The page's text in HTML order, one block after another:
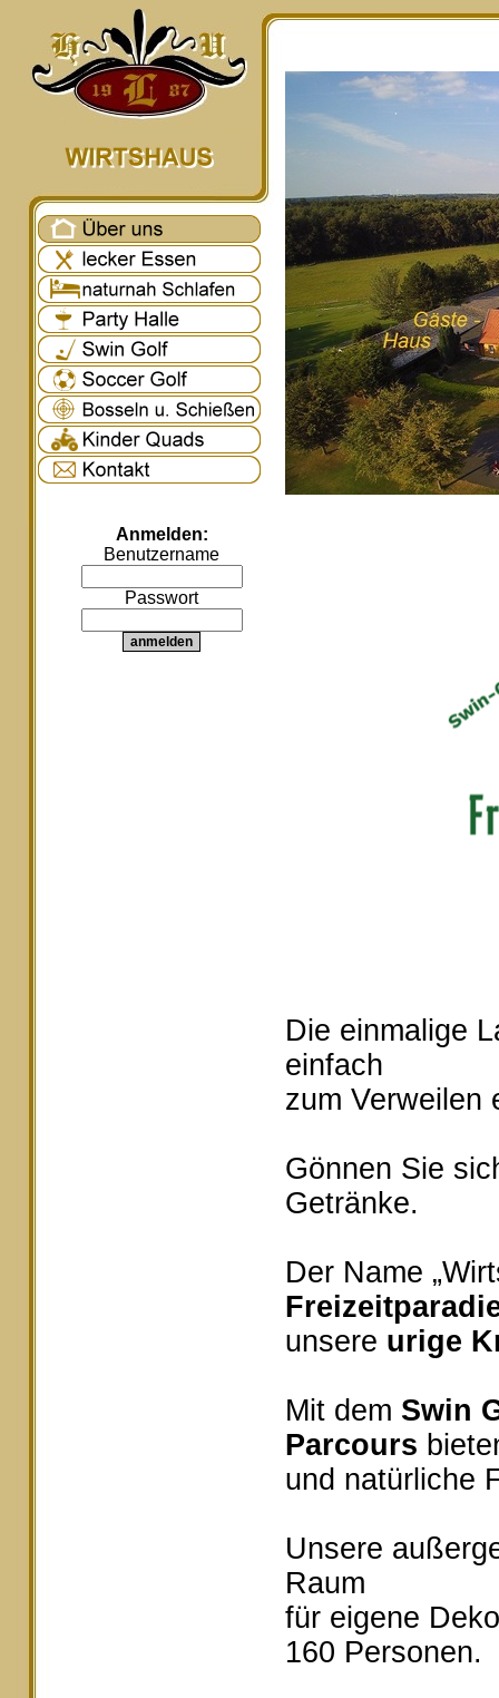
Anmelden:
Benutzername
Passwort
Die einmalige
einfach
zum Verweilen
Gönnen Sie
Getränke.
Der Name
unsere urige
Mit dem Swin
Parcours
und natürliche
Unsere
Raum
für eigene
160 Personen.